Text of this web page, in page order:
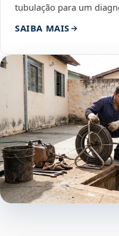
tubulação para um
SAIBA MAIS